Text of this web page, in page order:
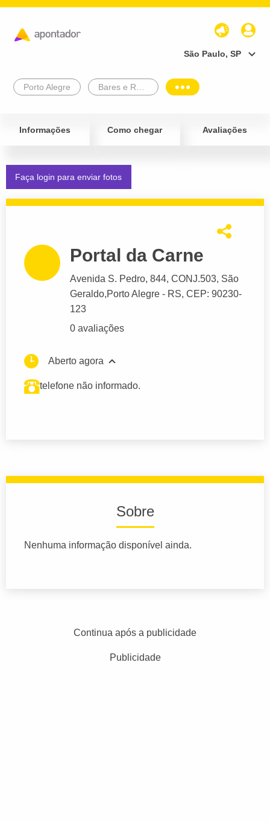
São Paulo, SP
Porto Alegre
Informações Como chegar Avaliações
Faça login para enviar fotos
Portal da Carne
Avenida S. Pedro, 844, CONJ.503, São
Geraldo,Porto Alegre - RS, CEP: 90230-
123
0 avaliações
Aberto agora
telefone não informado.
Sobre
Nenhuma informação disponível ainda.
Continua após a publicidade
Publicidade